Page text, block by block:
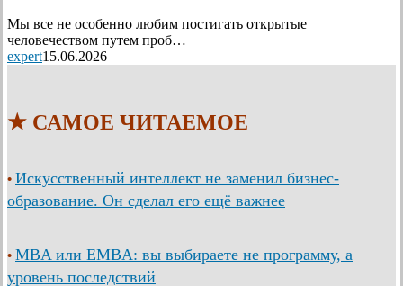
Мы все не особенно любим постигать открытые
человечеством путем проб…
expert15.06.2026
★ САМОЕ ЧИТАЕМОЕ
• Искусственный интеллект не заменил бизнес-
образование. Он сделал его ещё важнее
• MBA или EMBA: вы выбираете не программу, а
уровень последствий